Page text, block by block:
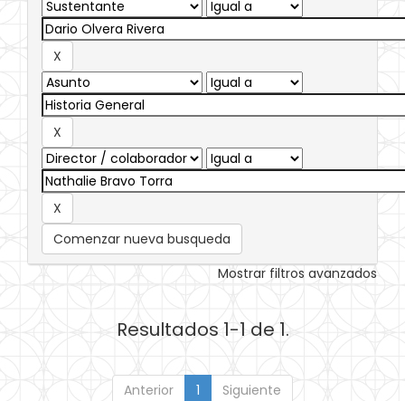
Comenzar nueva busqueda
Mostrar filtros avanzados
Resultados 1-1 de 1.
Anterior 1 Siguiente